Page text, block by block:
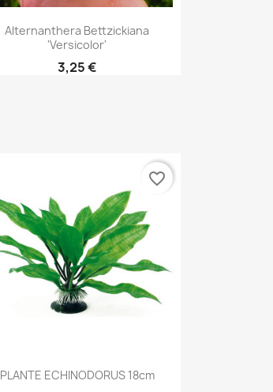
 Aperçu rapide
Alternanthera Bettzickiana
'Versicolor'
3,25 €
 Aperçu rapide
PLANTE ECHINODORUS 18cm
favorite_border